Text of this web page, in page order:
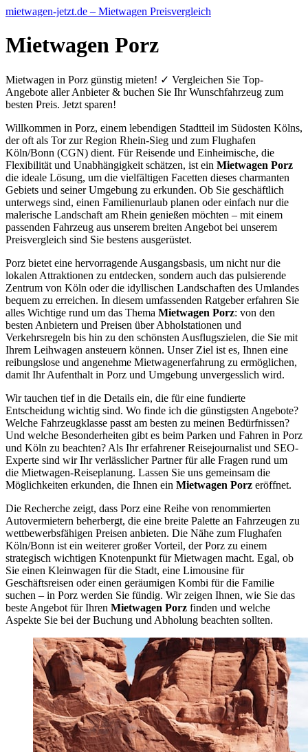
mietwagen-jetzt.de – Mietwagen Preisvergleich
Mietwagen Porz
Mietwagen in Porz günstig mieten! ✓ Vergleichen Sie Top-
Angebote aller Anbieter & buchen Sie Ihr Wunschfahrzeug zum
besten Preis. Jetzt sparen!
Willkommen in Porz, einem lebendigen Stadtteil im Südosten Kölns,
der oft als Tor zur Region Rhein-Sieg und zum Flughafen
Köln/Bonn (CGN) dient. Für Reisende und Einheimische, die
Flexibilität und Unabhängigkeit schätzen, ist ein Mietwagen Porz
die ideale Lösung, um die vielfältigen Facetten dieses charmanten
Gebiets und seiner Umgebung zu erkunden. Ob Sie geschäftlich
unterwegs sind, einen Familienurlaub planen oder einfach nur die
malerische Landschaft am Rhein genießen möchten – mit einem
passenden Fahrzeug aus unserem breiten Angebot bei unserem
Preisvergleich sind Sie bestens ausgerüstet.
Porz bietet eine hervorragende Ausgangsbasis, um nicht nur die
lokalen Attraktionen zu entdecken, sondern auch das pulsierende
Zentrum von Köln oder die idyllischen Landschaften des Umlandes
bequem zu erreichen. In diesem umfassenden Ratgeber erfahren Sie
alles Wichtige rund um das Thema Mietwagen Porz: von den
besten Anbietern und Preisen über Abholstationen und
Verkehrsregeln bis hin zu den schönsten Ausflugszielen, die Sie mit
Ihrem Leihwagen ansteuern können. Unser Ziel ist es, Ihnen eine
reibungslose und angenehme Mietwagenerfahrung zu ermöglichen,
damit Ihr Aufenthalt in Porz und Umgebung unvergesslich wird.
Wir tauchen tief in die Details ein, die für eine fundierte
Entscheidung wichtig sind. Wo finde ich die günstigsten Angebote?
Welche Fahrzeugklasse passt am besten zu meinen Bedürfnissen?
Und welche Besonderheiten gibt es beim Parken und Fahren in Porz
und Köln zu beachten? Als Ihr erfahrener Reisejournalist und SEO-
Experte sind wir Ihr verlässlicher Partner für alle Fragen rund um
die Mietwagen-Reiseplanung. Lassen Sie uns gemeinsam die
Möglichkeiten erkunden, die Ihnen ein Mietwagen Porz eröffnet.
Die Recherche zeigt, dass Porz eine Reihe von renommierten
Autovermietern beherbergt, die eine breite Palette an Fahrzeugen zu
wettbewerbsfähigen Preisen anbieten. Die Nähe zum Flughafen
Köln/Bonn ist ein weiterer großer Vorteil, der Porz zu einem
strategisch wichtigen Knotenpunkt für Mietwagen macht. Egal, ob
Sie einen Kleinwagen für die Stadt, eine Limousine für
Geschäftsreisen oder einen geräumigen Kombi für die Familie
suchen – in Porz werden Sie fündig. Wir zeigen Ihnen, wie Sie das
beste Angebot für Ihren Mietwagen Porz finden und welche
Aspekte Sie bei der Buchung und Abholung beachten sollten.